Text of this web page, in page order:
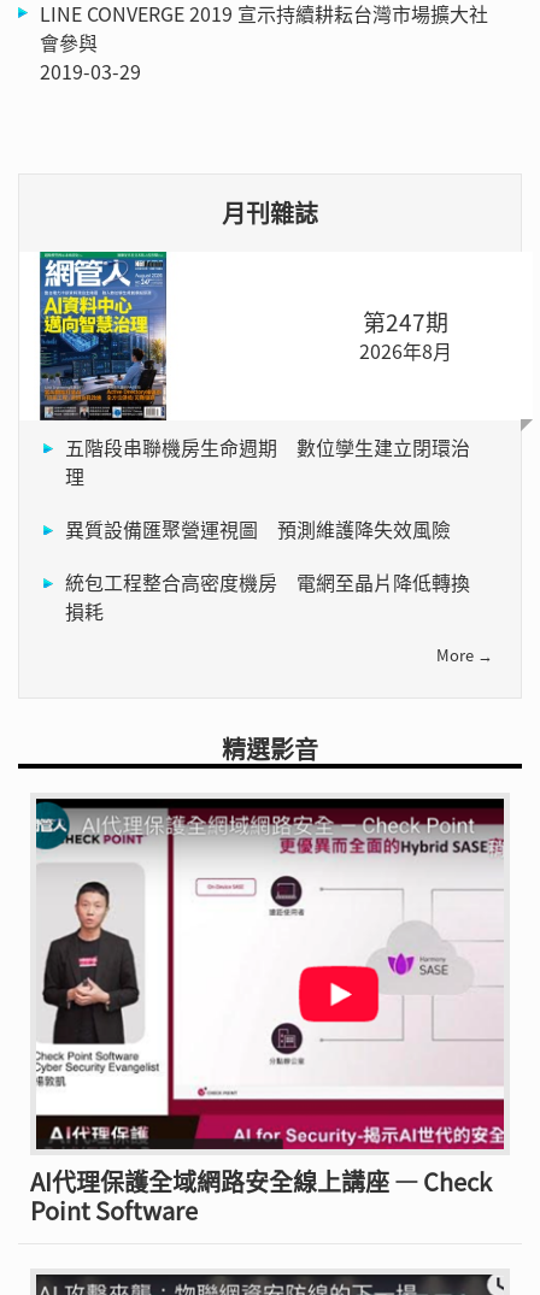
LINE CONVERGE 2019 宣示持續耕耘台灣市場擴大社
會參與
2019-03-29
月刊雜誌
第247期
2026年8月
五階段串聯機房生命週期 數位孿生建立閉環治
理
異質設備匯聚營運視圖 預測維護降失效風險
統包工程整合高密度機房 電網至晶片降低轉換
損耗
More →
精選影音
AI代理保護全域網路安全線上講座 — Check
Point Software